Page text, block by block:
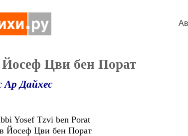
Цви бен Порат
Ар Дайхес
Yosef Tzvi ben Porat
Йосеф Цви бен Порат